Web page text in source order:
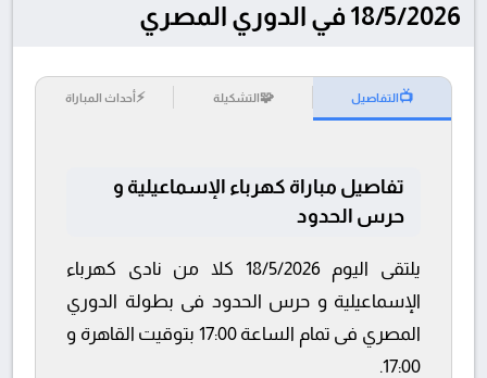
18/5/2026 في الدوري المصري
📺التفاصيل 🧩التشكيلة ⚡أحداث المباراة
تفاصيل مباراة كهرباء الإسماعيلية و
حرس الحدود
يلتقى اليوم 18/5/2026 كلا من نادى كهرباء
الإسماعيلية و حرس الحدود فى بطولة الدوري
المصري فى تمام الساعة 17:00 بتوقيت القاهرة و
17:00.